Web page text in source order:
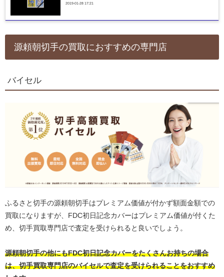
2019-01-28 17:21
源頼朝切手の買取におすすめの専門店
バイセル
ふるさと切手の源頼朝切手はプレミアム価値が付かず額面金額での
買取になりますが、FDC初日記念カバーはプレミアム価値が付くた
め、切手買取専門店で査定を受けられると良いでしょう。
源頼朝切手の他にもFDC初日記念カバーをたくさんお持ちの場合
は、切手買取専門店のバイセルで査定を受けられることをおすすめ